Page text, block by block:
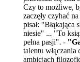
Czy to możliwe,
zaczęły czyhać
pisał:
niesie" ... "To
pełna pasji". -
talentu
ambicjach